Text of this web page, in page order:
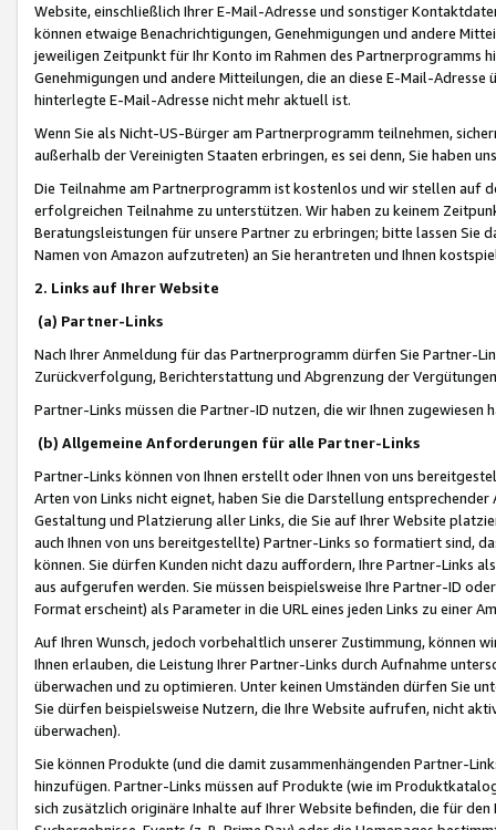
Website, einschließlich Ihrer E-Mail-Adresse und sonstiger
können etwaige Benachrichtigungen, Genehmigungen und andere
jeweiligen Zeitpunkt für Ihr Konto im Rahmen des Partnerprogramms
Genehmigungen und andere Mitteilungen, die an diese E-Mail-
hinterlegte E-Mail-Adresse nicht mehr aktuell ist.
Wenn Sie als Nicht-US-Bürger am Partnerprogramm teilnehmen,
außerhalb der Vereinigten Staaten erbringen, es sei denn, Sie haben
Die Teilnahme am Partnerprogramm ist kostenlos und wir stellen auf
erfolgreichen Teilnahme zu unterstützen. Wir haben zu keinem
Beratungsleistungen für unsere Partner zu erbringen; bitte lassen Sie
Namen von Amazon aufzutreten) an Sie herantreten und Ihnen
2. Links auf Ihrer Website
(a) Partner-Links
Nach Ihrer Anmeldung für das Partnerprogramm dürfen Sie Partner-
Zurückverfolgung, Berichterstattung und Abgrenzung der
Partner-Links müssen die Partner-ID nutzen, die wir Ihnen zugewiesen
(b) Allgemeine Anforderungen für alle Partner-Links
Partner-Links können von Ihnen erstellt oder Ihnen von uns
Arten von Links nicht eignet, haben Sie die Darstellung
Gestaltung und Platzierung aller Links, die Sie auf Ihrer Website
auch Ihnen von uns bereitgestellte) Partner-Links so formatiert sind,
können. Sie dürfen Kunden nicht dazu auffordern, Ihre Partner-Links
aus aufgerufen werden. Sie müssen beispielsweise Ihre Partner-ID
Format erscheint) als Parameter in die URL eines jeden Links zu einer
Auf Ihren Wunsch, jedoch vorbehaltlich unserer Zustimmung, können
Ihnen erlauben, die Leistung Ihrer Partner-Links durch Aufnahme
überwachen und zu optimieren. Unter keinen Umständen dürfen Sie
Sie dürfen beispielsweise Nutzern, die Ihre Website aufrufen, nicht
überwachen).
Sie können Produkte (und die damit zusammenhängenden Partner-
hinzufügen. Partner-Links müssen auf Produkte (wie im
sich zusätzlich originäre Inhalte auf Ihrer Website befinden, die für